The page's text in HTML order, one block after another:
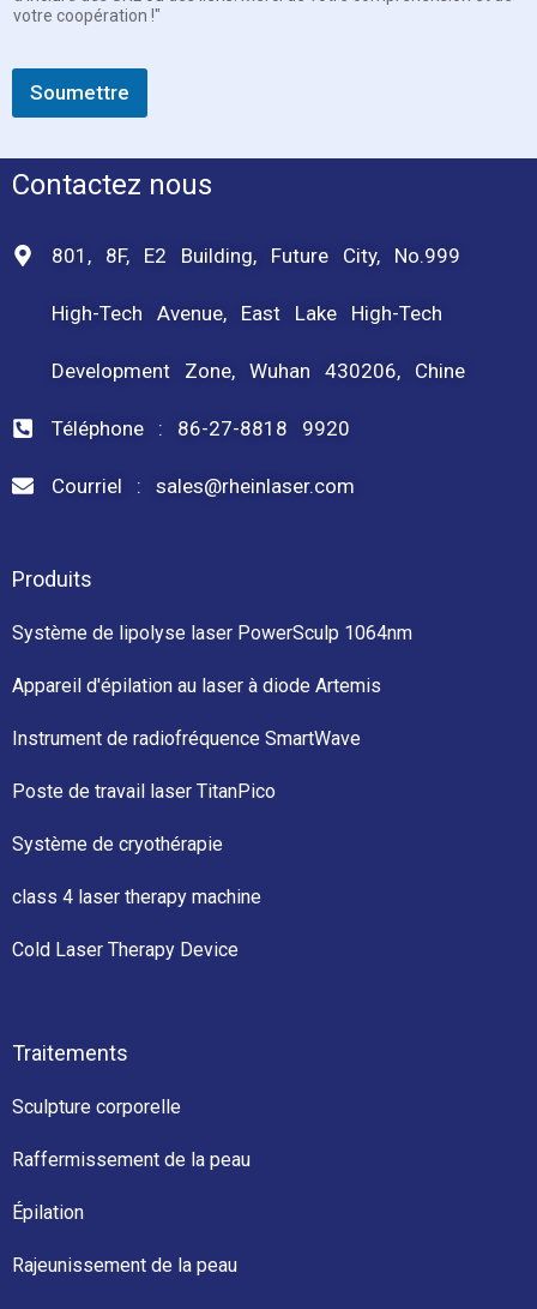
votre coopération !"
Soumettre
Contactez nous
801, 8F, E2 Building, Future City, No.999
High-Tech Avenue, East Lake High-Tech
Development Zone, Wuhan 430206, Chine
Téléphone : 86-27-8818 9920
Courriel : sales@rheinlaser.com
Produits
Système de lipolyse laser PowerSculp 1064nm
Appareil d'épilation au laser à diode Artemis
Instrument de radiofréquence SmartWave
Poste de travail laser TitanPico
Système de cryothérapie
class 4 laser therapy machine
Cold Laser Therapy Device
Traitements
Sculpture corporelle
Raffermissement de la peau
Épilation
Rajeunissement de la peau